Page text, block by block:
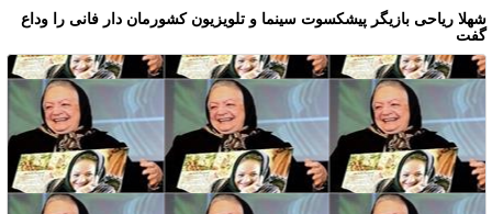
ریاحی بازیگر پیشکسوت سینما و تلویزیون کشورمان دار فانی را وداع